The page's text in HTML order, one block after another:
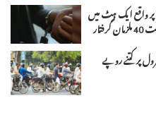
پر واقع ایک ہٹ میں
پر کتنے روپے